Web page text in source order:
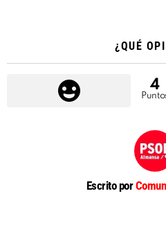
¿QUÉ
4
Escrito por